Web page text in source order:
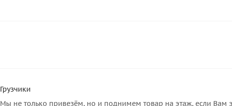
Грузчики
Мы не только привезём, но и поднимем товар на этаж, если Вам